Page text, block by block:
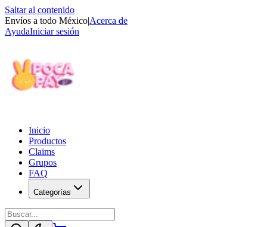
Saltar al contenido
Envíos a todo México|Acerca de
AyudaIniciar sesión
Inicio
Productos
Claims
Grupos
FAQ
Categorías